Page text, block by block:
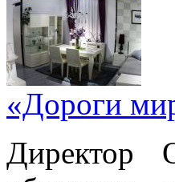
«Дороги